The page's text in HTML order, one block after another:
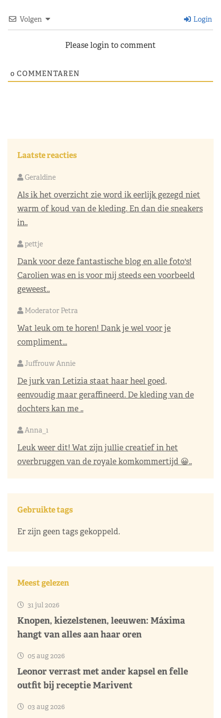
Volgen Login
Please login to comment
0 COMMENTAREN
Laatste reacties
Geraldine
Als ik het overzicht zie word ik eerlijk gezegd niet
warm of koud van de kleding. En dan die sneakers
in..
pettje
Dank voor deze fantastische blog en alle foto's!
Carolien was en is voor mij steeds een voorbeeld
geweest..
Moderator Petra
Wat leuk om te horen! Dank je wel voor je
compliment...
Juffrouw Annie
De jurk van Letizia staat haar heel goed,
eenvoudig maar geraffineerd. De kleding van de
dochters kan me ..
Anna_1
Leuk weer dit! Wat zijn jullie creatief in het
overbruggen van de royale komkommertijd 😀..
Gebruikte tags
Er zijn geen tags gekoppeld.
Meest gelezen
31 jul 2026
Knopen, kiezelstenen, leeuwen: Máxima
hangt van alles aan haar oren
05 aug 2026
Leonor verrast met ander kapsel en felle
outfit bij receptie Marivent
03 aug 2026